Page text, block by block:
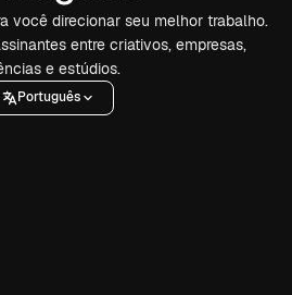
você direcionar seu melhor trabalho.
entre criativos, empresas,
e estúdios.
Português